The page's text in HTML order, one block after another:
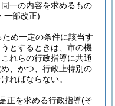
一の内容を求めるもの
一部改正)
め一定の条件に該当す
とするときは、市の機
れらの行政指導に共通
、かつ、行政上特別の
ればならない。
正を求める行政指導(そ